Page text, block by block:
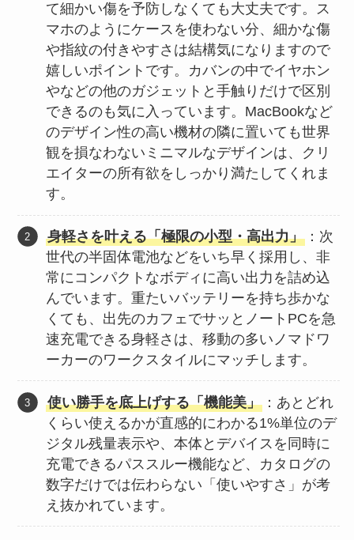
て細かい傷を予防しなくても大丈夫です。ス
マホのようにケースを使わない分、細かな傷
や指紋の付きやすさは結構気になりますので
嬉しいポイントです。カバンの中でイヤホン
やなどの他のガジェットと手触りだけで区別
できるのも気に入っています。MacBookなど
のデザイン性の高い機材の隣に置いても世界
観を損なわないミニマルなデザインは、クリ
エイターの所有欲をしっかり満たしてくれま
す。
身軽さを叶える「極限の小型・高出力」 ：次
世代の半固体電池などをいち早く採用し、非
常にコンパクトなボディに高い出力を詰め込
んでいます。重たいバッテリーを持ち歩かな
くても、出先のカフェでサッとノートPCを急
速充電できる身軽さは、移動の多いノマドワ
ーカーのワークスタイルにマッチします。
使い勝手を底上げする「機能美」 ：あとどれ
くらい使えるかが直感的にわかる1%単位のデ
ジタル残量表示や、本体とデバイスを同時に
充電できるパススルー機能など、カタログの
数字だけでは伝わらない「使いやすさ」が考
え抜かれています。